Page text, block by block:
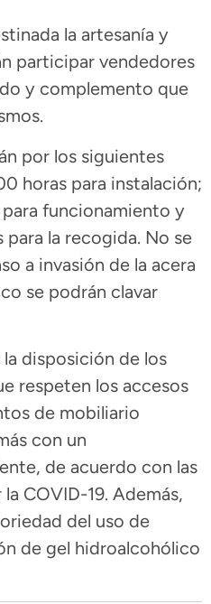
la artesanía y
participar vendedores
y complemento que
por los siguientes
horas para instalación;
para funcionamiento y
para la recogida. No se
a invasión de la acera
se podrán clavar
disposición de los
respeten los accesos
de mobiliario
con un
de acuerdo con las
COVID-19. Además,
del uso de
de gel hidroalcohólico